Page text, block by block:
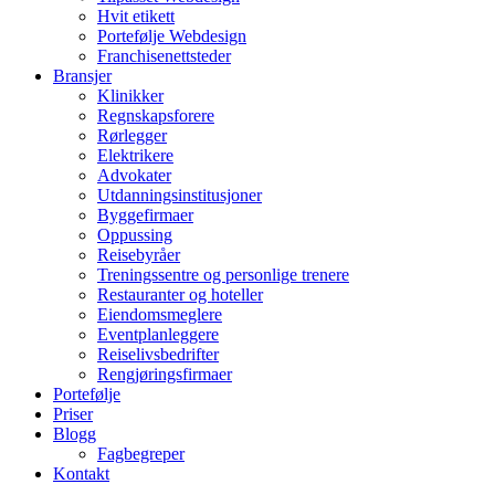
Hvit etikett
Portefølje Webdesign
Franchisenettsteder
Bransjer
Klinikker
Regnskapsforere
Rørlegger
Elektrikere
Advokater
Utdanningsinstitusjoner
Byggefirmaer
Oppussing
Reisebyråer
Treningssentre og personlige trenere
Restauranter og hoteller
Eiendomsmeglere
Eventplanleggere
Reiselivsbedrifter
Rengjøringsfirmaer
Portefølje
Priser
Blogg
Fagbegreper
Kontakt